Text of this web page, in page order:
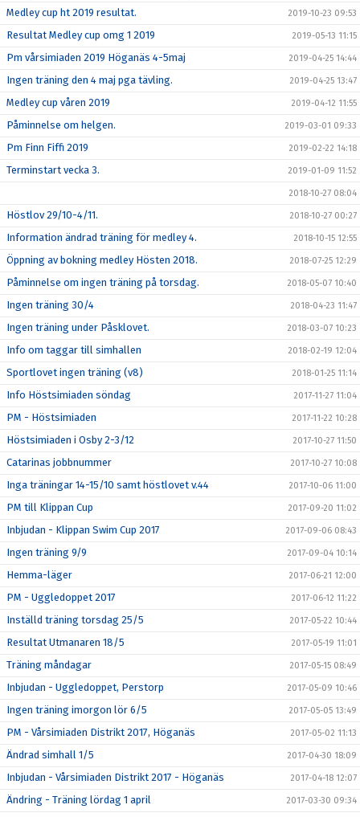
Medley cup ht 2019 resultat. 2019-10-23 09:53
Resultat Medley cup omg 1 2019 2019-05-13 11:15
Pm vårsimiaden 2019 Höganäs 4-5maj 2019-04-25 14:44
Ingen träning den 4 maj pga tävling. 2019-04-25 13:47
Medley cup våren 2019 2019-04-12 11:55
Påminnelse om helgen. 2019-03-01 09:33
Pm Finn Fiffi 2019 2019-02-22 14:18
Terminstart vecka 3. 2019-01-09 11:52
2018-10-27 08:04
Höstlov 29/10-4/11. 2018-10-27 00:27
Information ändrad träning för medley 4. 2018-10-15 12:55
Öppning av bokning medley Hösten 2018. 2018-07-25 12:29
Påminnelse om ingen träning på torsdag. 2018-05-07 10:40
Ingen träning 30/4 2018-04-23 11:47
Ingen träning under Påsklovet. 2018-03-07 10:23
Info om taggar till simhallen 2018-02-19 12:04
Sportlovet ingen träning (v8) 2018-01-25 11:14
Info Höstsimiaden söndag 2017-11-27 11:04
PM - Höstsimiaden 2017-11-22 10:28
Höstsimiaden i Osby 2-3/12 2017-10-27 11:50
Catarinas jobbnummer 2017-10-27 10:08
Inga träningar 14-15/10 samt höstlovet v.44 2017-10-06 11:00
PM till Klippan Cup 2017-09-20 11:02
Inbjudan - Klippan Swim Cup 2017 2017-09-06 08:43
Ingen träning 9/9 2017-09-04 10:14
Hemma-läger 2017-06-21 12:00
PM - Uggledoppet 2017 2017-06-12 11:22
Inställd träning torsdag 25/5 2017-05-22 10:44
Resultat Utmanaren 18/5 2017-05-19 11:01
Träning måndagar 2017-05-15 08:49
Inbjudan - Uggledoppet, Perstorp 2017-05-09 10:46
Ingen träning imorgon lör 6/5 2017-05-05 13:49
PM - Vårsimiaden Distrikt 2017, Höganäs 2017-05-02 11:13
Ändrad simhall 1/5 2017-04-30 18:09
Inbjudan - Vårsimiaden Distrikt 2017 - Höganäs 2017-04-18 12:07
Ändring - Träning lördag 1 april 2017-03-30 09:34